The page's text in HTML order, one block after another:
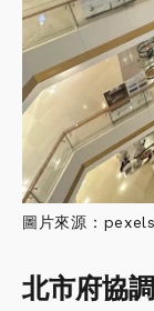
圖片來源：pexels
北市府協